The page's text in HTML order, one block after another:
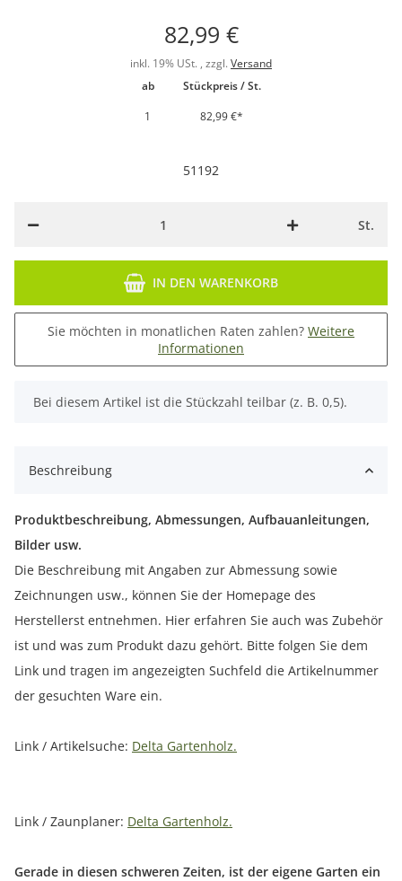
82,99 €
inkl. 19% USt. , zzgl. Versand
ab
Stückpreis / St.
1
82,99 €*
51192
St.
IN DEN WARENKORB
Sie möchten in monatlichen Raten zahlen? Weitere
Informationen
x
Bei diesem Artikel ist die Stückzahl teilbar (z. B. 0,5).
Beschreibung
Produktbeschreibung, Abmessungen, Aufbauanleitungen,
Bilder usw.
Die Beschreibung mit Angaben zur Abmessung sowie
Zeichnungen usw., können Sie der Homepage des
Herstellerst entnehmen. Hier erfahren Sie auch was Zubehör
ist und was zum Produkt dazu gehört. Bitte folgen Sie dem
Link und tragen im angezeigten Suchfeld die Artikelnummer
der gesuchten Ware ein.
Link / Artikelsuche: Delta Gartenholz.
Link / Zaunplaner: Delta Gartenholz.
Gerade in diesen schweren Zeiten, ist der eigene Garten ein